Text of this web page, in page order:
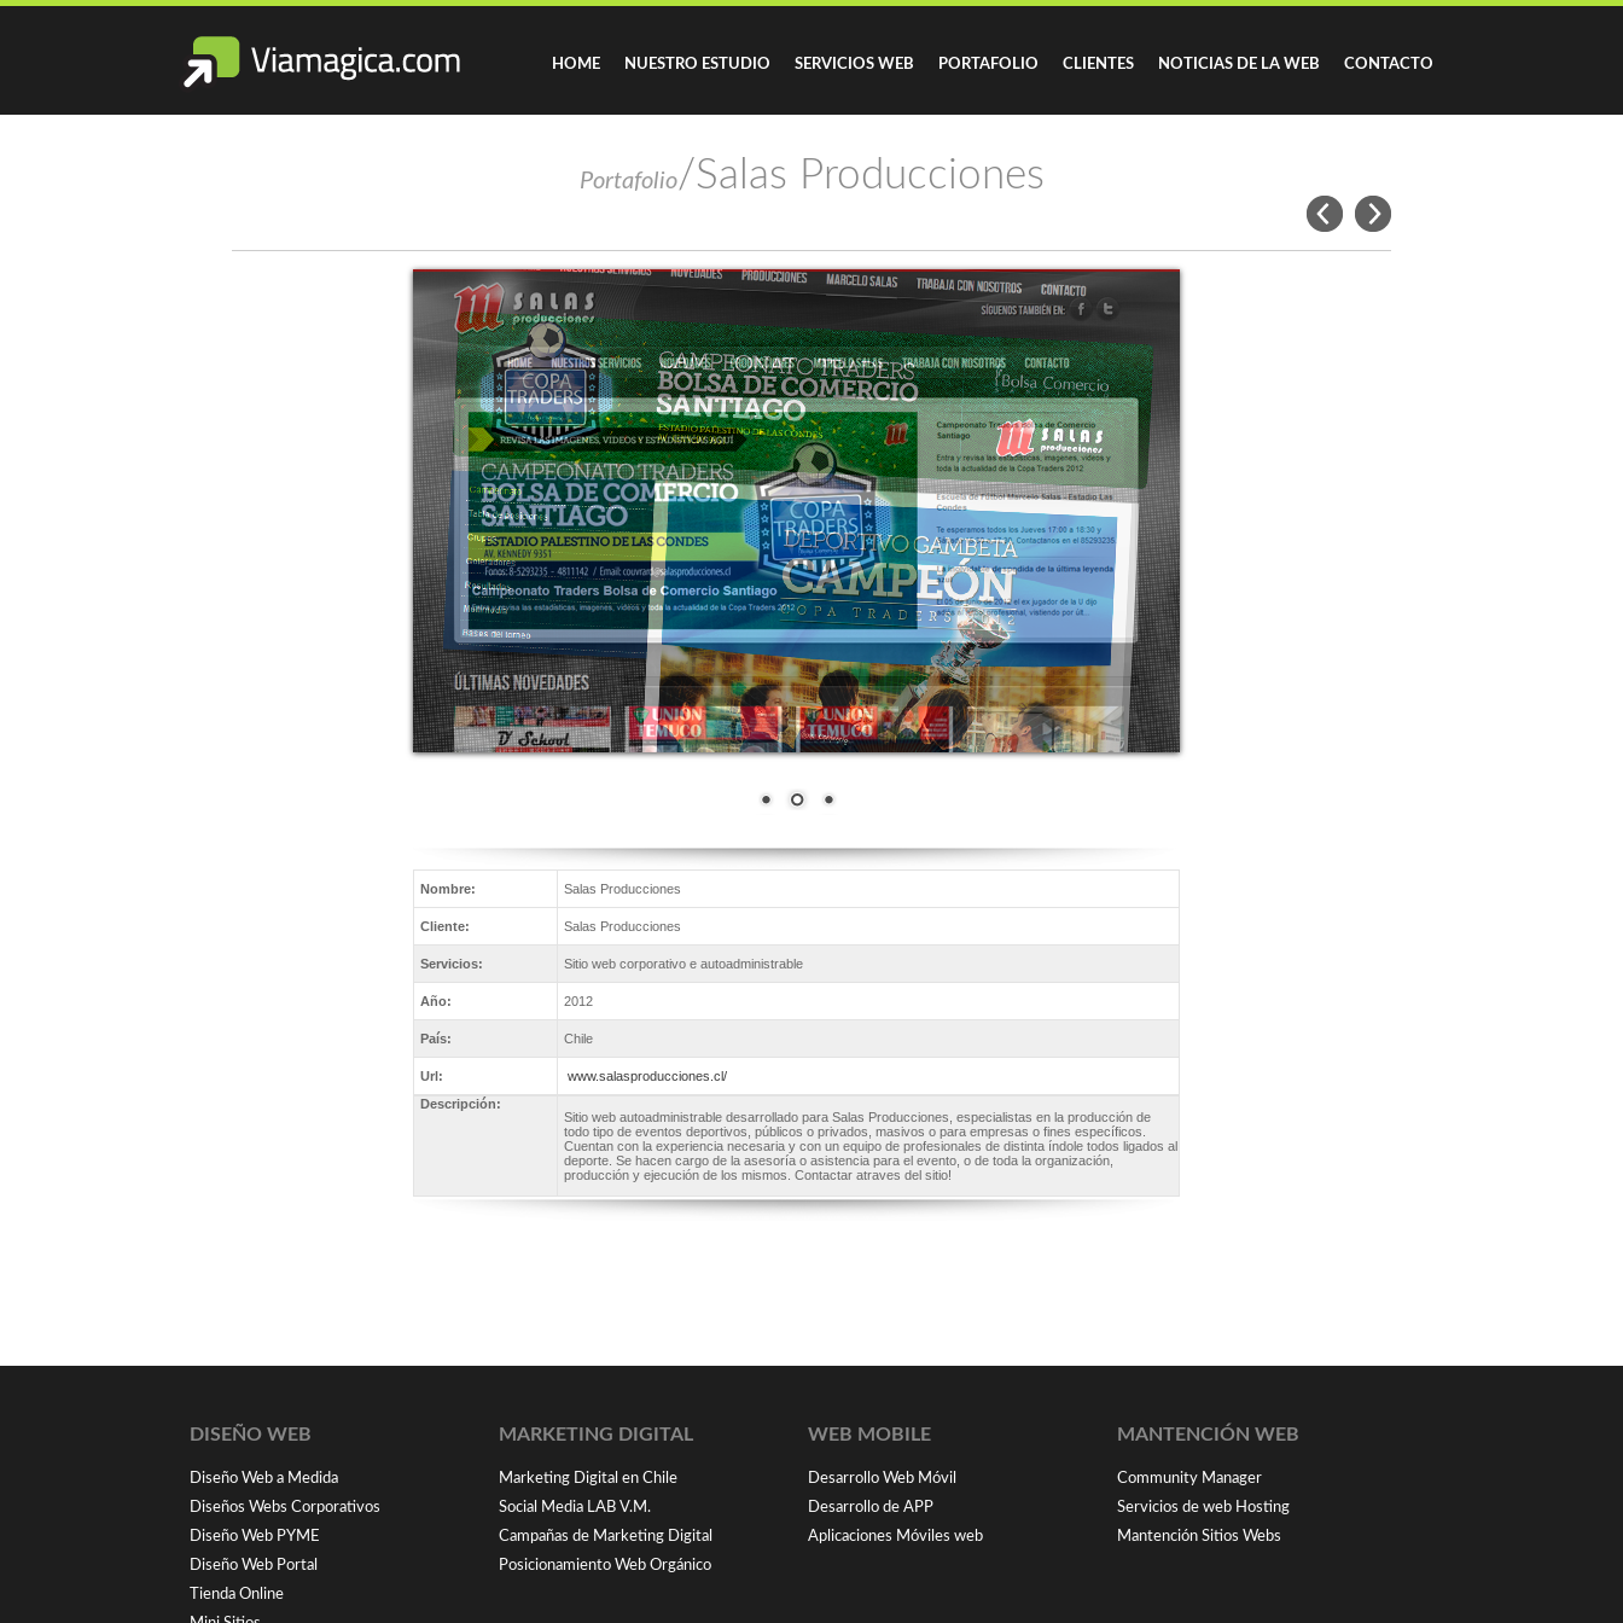
HOME NUESTRO ESTUDIO SERVICIOS WEB PORTAFOLIO CLIENTES NOTICIAS DE LA WEB CONTACTO
Portafolio/Salas Producciones
Nombre: Salas Producciones
Cliente: Salas Producciones
Servicios: Sitio web corporativo e autoadministrable
Año: 2012
País: Chile
Url:
www.salasproducciones.cl/
Descripción:
Sitio web autoadministrable desarrollado para Salas Producciones, especialistas en la producción de
todo tipo de eventos deportivos, públicos o privados, masivos o para empresas o fines específicos.
Cuentan con la experiencia necesaria y con un equipo de profesionales de distinta índole todos ligados al
deporte. Se hacen cargo de la asesoría o asistencia para el evento, o de toda la organización,
producción y ejecución de los mismos. Contactar atraves del sitio!
DISEÑO WEB
Diseño Web a Medida
Diseños Webs Corporativos
Diseño Web PYME
Diseño Web Portal
Tienda Online
MARKETING DIGITAL
Marketing Digital en Chile
Social Media LAB V.M.
Campañas de Marketing Digital
Posicionamiento Web Orgánico
WEB MOBILE
Desarrollo Web Móvil
Desarrollo de APP
Aplicaciones Móviles web
MANTENCIÓN WEB
Community Manager
Servicios de web Hosting
Mantención Sitios Webs